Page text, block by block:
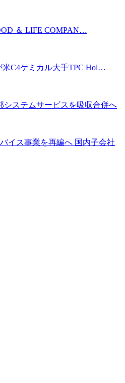
＆ LIFE COMPAN…
米C4ケミカル大手TPC Hol…
システムサービスを吸収合併へ
イス事業を再編へ 国内子会社